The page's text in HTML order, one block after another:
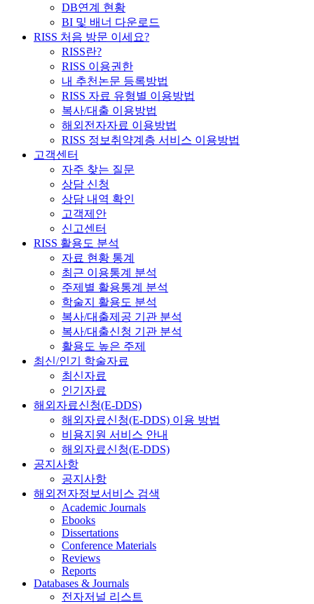
DB연계 현황
BI 및 배너 다운로드
RISS 처음 방문 이세요?
RISS란?
RISS 이용권한
내 추천논문 등록방법
RISS 자료 유형별 이용방법
복사/대출 이용방법
해외전자자료 이용방법
RISS 정보취약계층 서비스 이용방법
고객센터
자주 찾는 질문
상담 신청
상담 내역 확인
고객제안
신고센터
RISS 활용도 분석
자료 현황 통계
최근 이용통계 분석
주제별 활용통계 분석
학술지 활용도 분석
복사/대출제공 기관 분석
복사/대출신청 기관 분석
활용도 높은 주제
최신/인기 학술자료
최신자료
인기자료
해외자료신청(E-DDS)
해외자료신청(E-DDS) 이용 방법
비용지원 서비스 안내
해외자료신청(E-DDS)
공지사항
공지사항
해외전자정보서비스 검색
Academic Journals
Ebooks
Dissertations
Conference Materials
Reviews
Reports
Databases & Journals
전자저널 리스트